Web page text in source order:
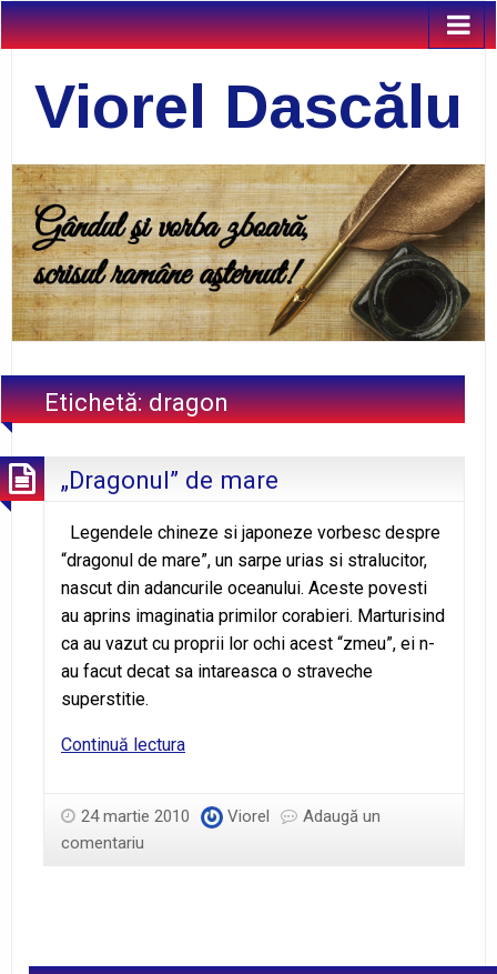
Viorel Dascălu
Etichetă:dragon
„Dragonul” de mare
Legendele chineze si japoneze vorbesc despre
“dragonul de mare”, un sarpe urias si stralucitor,
nascut din adancurile oceanului. Aceste povesti
au aprins imaginatia primilor corabieri. Marturisind
ca au vazut cu proprii lor ochi acest “zmeu”, ei n-
au facut decat sa intareasca o straveche
superstitie.
Continuă lectura„Dragonul”
24 martie 2010 Viorel
Adaugă un
comentariu